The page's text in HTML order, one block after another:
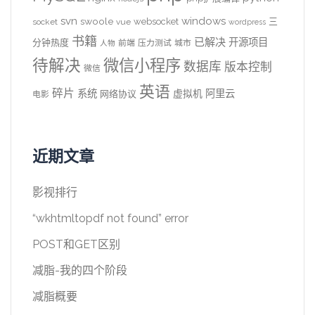
socket svn swoole vue websocket windows wordpress 三
分钟热度 书籍 人物 前端 压力测试 城市 已解决 开源项目
待解决 微信 微信小程序 数据库 版本控制
电影 碎片 系统 网络协议 英语 虚拟机 阿里云
近期文章
影视排行
“wkhtmltopdf not found” error
POST和GET区别
减脂-我的四个阶段
减脂概要